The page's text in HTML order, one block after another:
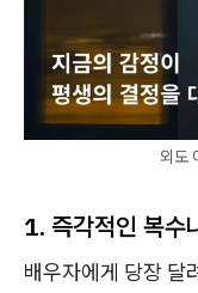
외도
1. 즉각적인 복수
배우자에게 당장 달